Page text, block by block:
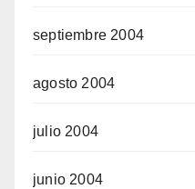
septiembre 2004
agosto 2004
julio 2004
junio 2004